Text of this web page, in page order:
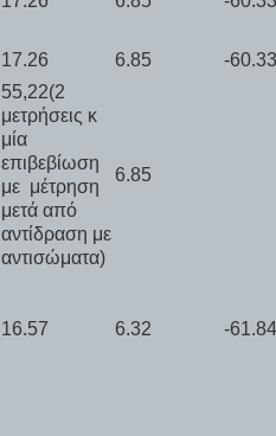
17.26 6.85 -
55,22(2
μετρήσεις κ
μία
επιβεβίωση
με μέτρηση
μετά από
αντίδραση με
αντισώματα)
6.85
16.57 6.32 -